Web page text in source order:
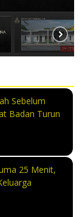
Sebelum
Badan Turun
25 Menit,